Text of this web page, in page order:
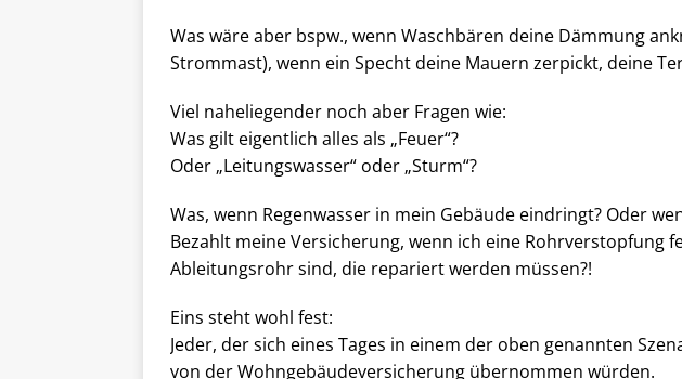
Was wäre aber bspw., wenn Waschbären deine Dämmung
Strommast), wenn ein Specht deine Mauern zerpickt, deine
Viel naheliegender noch aber Fragen wie:
Was gilt eigentlich alles als „Feuer“?
Oder „Leitungswasser“ oder „Sturm“?
Was, wenn Regenwasser in mein Gebäude eindringt? Oder
Bezahlt meine Versicherung, wenn ich eine Rohrverstopfung
Ableitungsrohr sind, die repariert werden müssen?!
Eins steht wohl fest:
Jeder, der sich eines Tages in einem der oben genannten
von der Wohngebäudeversicherung übernommen würden.